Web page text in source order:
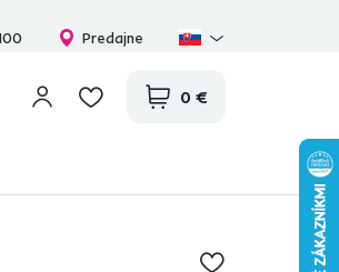
Predajne
0 €